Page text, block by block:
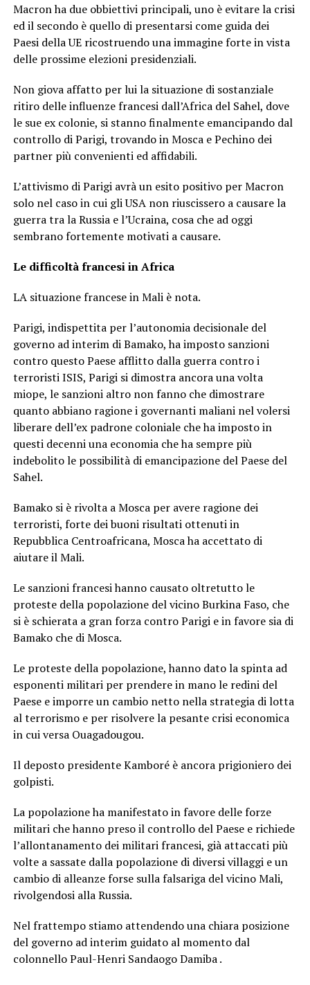
Macron ha due obbiettivi principali, uno è evitare la crisi
ed il secondo è quello di presentarsi come guida dei
Paesi della UE ricostruendo una immagine forte in vista
delle prossime elezioni presidenziali.
Non giova affatto per lui la situazione di sostanziale
ritiro delle influenze francesi dall’Africa del Sahel, dove
le sue ex colonie, si stanno finalmente emancipando dal
controllo di Parigi, trovando in Mosca e Pechino dei
partner più convenienti ed affidabili.
L’attivismo di Parigi avrà un esito positivo per Macron
solo nel caso in cui gli USA non riuscissero a causare la
guerra tra la Russia e l’Ucraina, cosa che ad oggi
sembrano fortemente motivati a causare.
Le difficoltà francesi in Africa
LA situazione francese in Mali è nota.
Parigi, indispettita per l’autonomia decisionale del
governo ad interim di Bamako, ha imposto sanzioni
contro questo Paese afflitto dalla guerra contro i
terroristi ISIS, Parigi si dimostra ancora una volta
miope, le sanzioni altro non fanno che dimostrare
quanto abbiano ragione i governanti maliani nel volersi
liberare dell’ex padrone coloniale che ha imposto in
questi decenni una economia che ha sempre più
indebolito le possibilità di emancipazione del Paese del
Sahel.
Bamako si è rivolta a Mosca per avere ragione dei
terroristi, forte dei buoni risultati ottenuti in
Repubblica Centroafricana, Mosca ha accettato di
aiutare il Mali.
Le sanzioni francesi hanno causato oltretutto le
proteste della popolazione del vicino Burkina Faso, che
si è schierata a gran forza contro Parigi e in favore sia di
Bamako che di Mosca.
Le proteste della popolazione, hanno dato la spinta ad
esponenti militari per prendere in mano le redini del
Paese e imporre un cambio netto nella strategia di lotta
al terrorismo e per risolvere la pesante crisi economica
in cui versa Ouagadougou.
Il deposto presidente Kamboré è ancora prigioniero dei
golpisti.
La popolazione ha manifestato in favore delle forze
militari che hanno preso il controllo del Paese e richiede
l’allontanamento dei militari francesi, già attaccati più
volte a sassate dalla popolazione di diversi villaggi e un
cambio di alleanze forse sulla falsariga del vicino Mali,
rivolgendosi alla Russia.
Nel frattempo stiamo attendendo una chiara posizione
del governo ad interim guidato al momento dal
colonnello Paul-Henri Sandaogo Damiba .